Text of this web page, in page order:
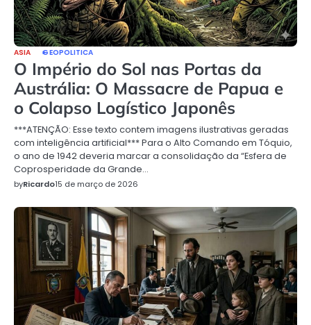
ASIA GEOPOLITICA
O Império do Sol nas Portas da
Austrália: O Massacre de Papua e
o Colapso Logístico Japonês
***ATENÇÃO: Esse texto contem imagens ilustrativas geradas
com inteligência artificial*** Para o Alto Comando em Tóquio,
o ano de 1942 deveria marcar a consolidação da “Esfera de
Coprosperidade da Grande…
byRicardo15 de março de 2026